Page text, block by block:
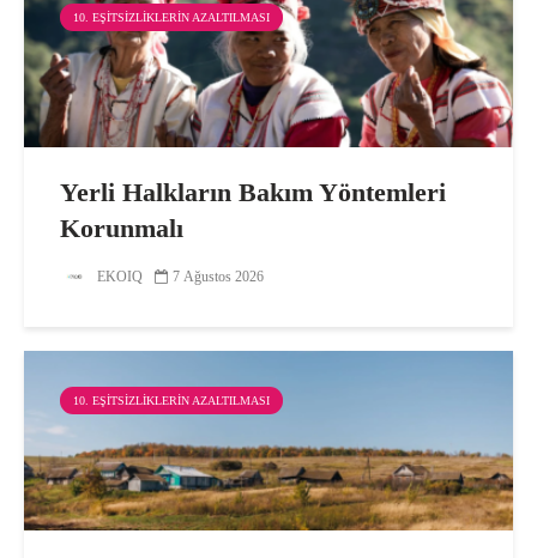
10. EŞITSIZLIKLERIN AZALTILMASI
Yerli Halkların Bakım Yöntemleri
Korunmalı
EKOIQ 7 Ağustos 2026
10. EŞITSIZLIKLERIN AZALTILMASI